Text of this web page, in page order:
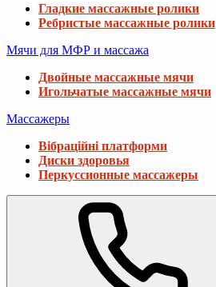
Гладкие массажные ролики
Ребристые массажные ролики
Мячи для МФР и массажа
Двойные массажные мячи
Игольчатые массажные мячи
Массажеры
Вібраційні платформи
Диски здоровья
Перкуссионные массажеры